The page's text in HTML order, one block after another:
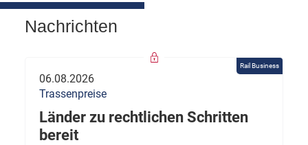
Nachrichten
Rail Business
06.08.2026
Trassenpreise
Länder zu rechtlichen Schritten
bereit